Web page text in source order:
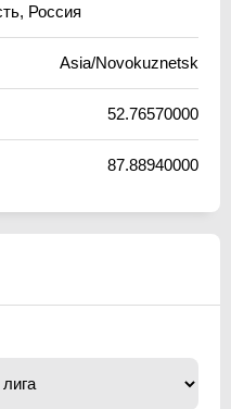
Россия
Asia/Novokuznetsk
52.76570000
87.88940000